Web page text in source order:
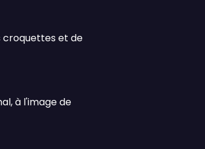
croquettes et de
à l'image de